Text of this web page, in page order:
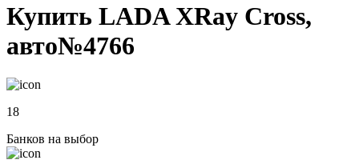
Купить LADA XRay Cross,
авто№4766
18
Банков на выбор